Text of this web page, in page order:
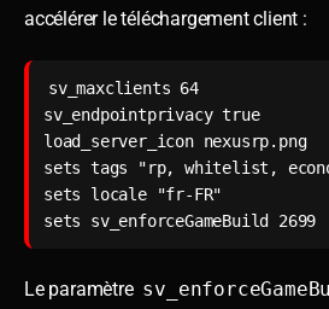
accélérer le téléchargement client :
sv_maxclients 64
sv_endpointprivacy true
load_server_icon nexusrp.png
sets tags "rp, whitelist,
sets locale "fr-FR"
sets sv_enforceGameBuild 2699
Le paramètre